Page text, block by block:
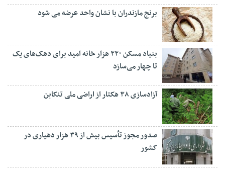
برنج مازندران با نشان واحد عرضه می شود
بنیاد مسکن ۲۲۰ هزار خانه امید برای دهک‌های یک
تا چهار می‌سازد
آزادسازی ۳۸ هکتار از اراضی ملی تنکابن
صدور مجوز تأسیس بیش از ۳۹ هزار دهیاری در
کشور